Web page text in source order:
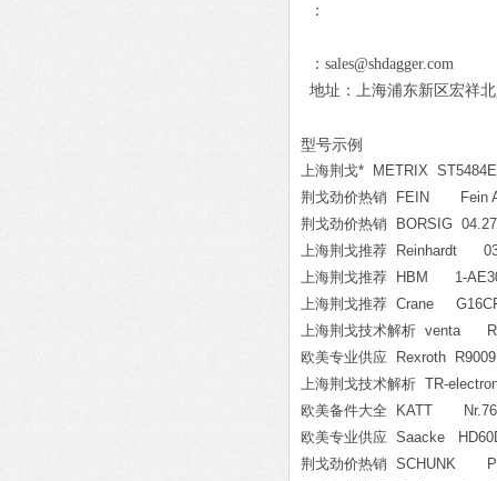
：
：sales@shdagger.com
地址：上海浦东新区宏祥
型号示例
上海荆戈* METRIX
荆戈劲价热销 FEIN Fein
荆戈劲价热销 BORSIG
上海荆戈推荐 Reinhardt
上海荆戈推荐 HBM 1-
上海荆戈推荐 Crane
上海荆戈技术解析 venta
欧美专业供应 Rexroth
上海荆戈技术解析 TR-
欧美备件大全 KATT
欧美专业供应 Saacke
荆戈劲价热销 SCHUNK